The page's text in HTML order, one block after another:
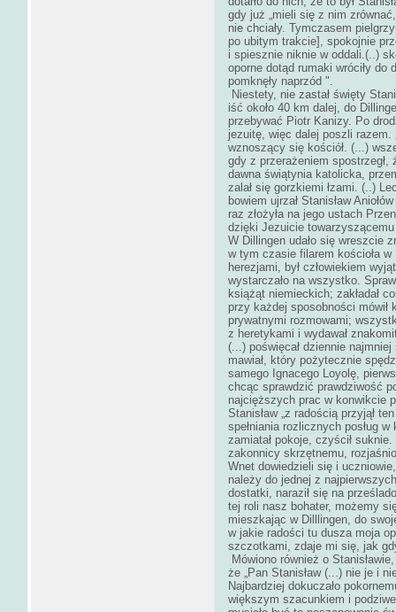
gdy już „mieli się z nim
nie chciały. Tymczasem
po ubitym trakcie], spokojnie
i spiesznie niknie w oddali.(..)
oporne dotąd rumaki wróciły do
pomknęły naprzód ".
Niestety, nie zastał święty
iść około 40 km dalej, do
przebywać Piotr Kanizy. Po
jezuitę, więc dalej poszli razem.
wznoszący się kościół. (...)
gdy z przerażeniem
dawna świątynia katolicka,
zalał się gorzkiemi łzami. (..)
bowiem ujrzał Stanisław
raz złożyła na jego ustach
dzięki Jezuicie
W Dillingen udało się wreszcie
w tym czasie filarem kościoła
herezjami, był człowiekiem
wystarczało na wszystko.
książąt niemieckich; zakładał
przy każdej sposobności mówił
prywatnymi rozmowami;
z heretykami i wydawał
(...) poświęcał dziennie
mawiał, który pożytecznie
samego Ignacego Loyolę,
chcąc sprawdzić prawdziwość
najcięższych prac w konwikcie
Stanisław „z radością przyjął
spełniania rozlicznych posług w
zamiatał pokoje, czyścił
zakonnicy skrzętnemu,
Wnet dowiedzieli się i
należy do jednej z
dostatki, naraził się na
tej roli nasz bohater, możemy
mieszkając w Dilllingen, do
w jakie radości tu dusza moja
szczotkami, zdaje mi się, jak
Mówiono również o
że „Pan Stanisław (...) nie je i
Najbardziej dokuczało
większym szacunkiem i